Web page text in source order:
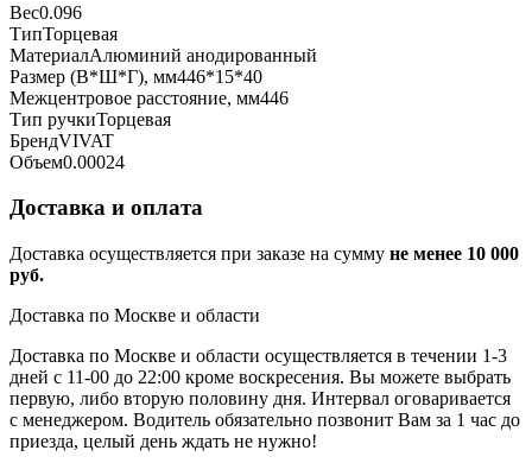
Вес0.096
ТипТорцевая
МатериалАлюминий анодированный
Размер (В*Ш*Г), мм446*15*40
Межцентровое расстояние, мм446
Тип ручкиТорцевая
БрендVIVAT
Объем0.00024
Доставка и оплата
Доставка осуществляется при заказе на сумму не менее 10 000
руб.
Доставка по Москве и области
Доставка по Москве и области осуществляется в течении 1-3
дней с 11-00 до 22:00 кроме воскресения. Вы можете выбрать
первую, либо вторую половину дня. Интервал оговаривается
с менеджером. Водитель обязательно позвонит Вам за 1 час до
приезда, целый день ждать не нужно!